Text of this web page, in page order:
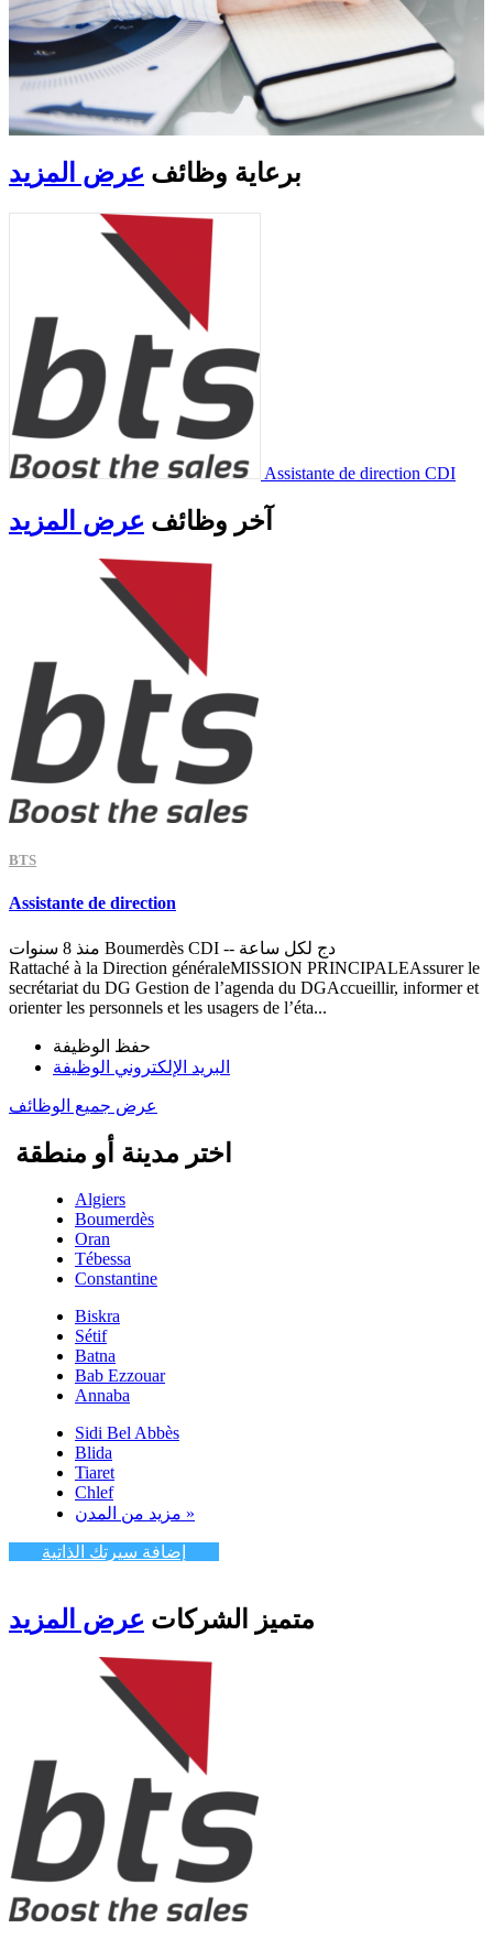
برعاية وظائف عرض المزيد
Assistante de direction CDI
آخر وظائف عرض المزيد
BTS
Assistante de direction
Boumerdès CDI
-- دج لكل ساعة
Rattaché à la Direction généraleMISSION PRINCIPALEAssurer le
secrétariat du DG Gestion de l’agenda du DGAccueillir, informer et
orienter les personnels et les usagers de l’éta...
حفظ الوظيفة
البريد الإلكتروني الوظيفة
عرض جميع الوظائف
اختر مدينة أو منطقة
Algiers
Boumerdès
Oran
Tébessa
Constantine
Biskra
Sétif
Batna
Bab Ezzouar
Annaba
Sidi Bel Abbès
Blida
Tiaret
Chlef
مزيد من المدن »
إضافة سيرتك الذاتية
متميز الشركات عرض المزيد